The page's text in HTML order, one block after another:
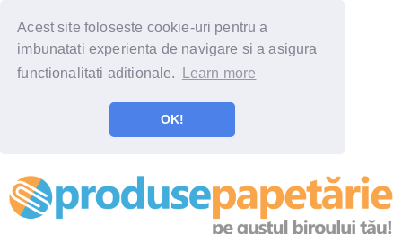
Acest site foloseste cookie-uri pentru a
imbunatati experienta de navigare si a asigura
functionalitati aditionale.
Learn more
OK!